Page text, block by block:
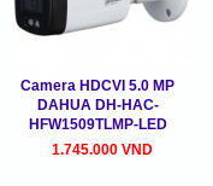
Camera HDCVI 5.0 MP
DAHUA DH-HAC-
HFW1509TLMP-LED
1.745.000 VND